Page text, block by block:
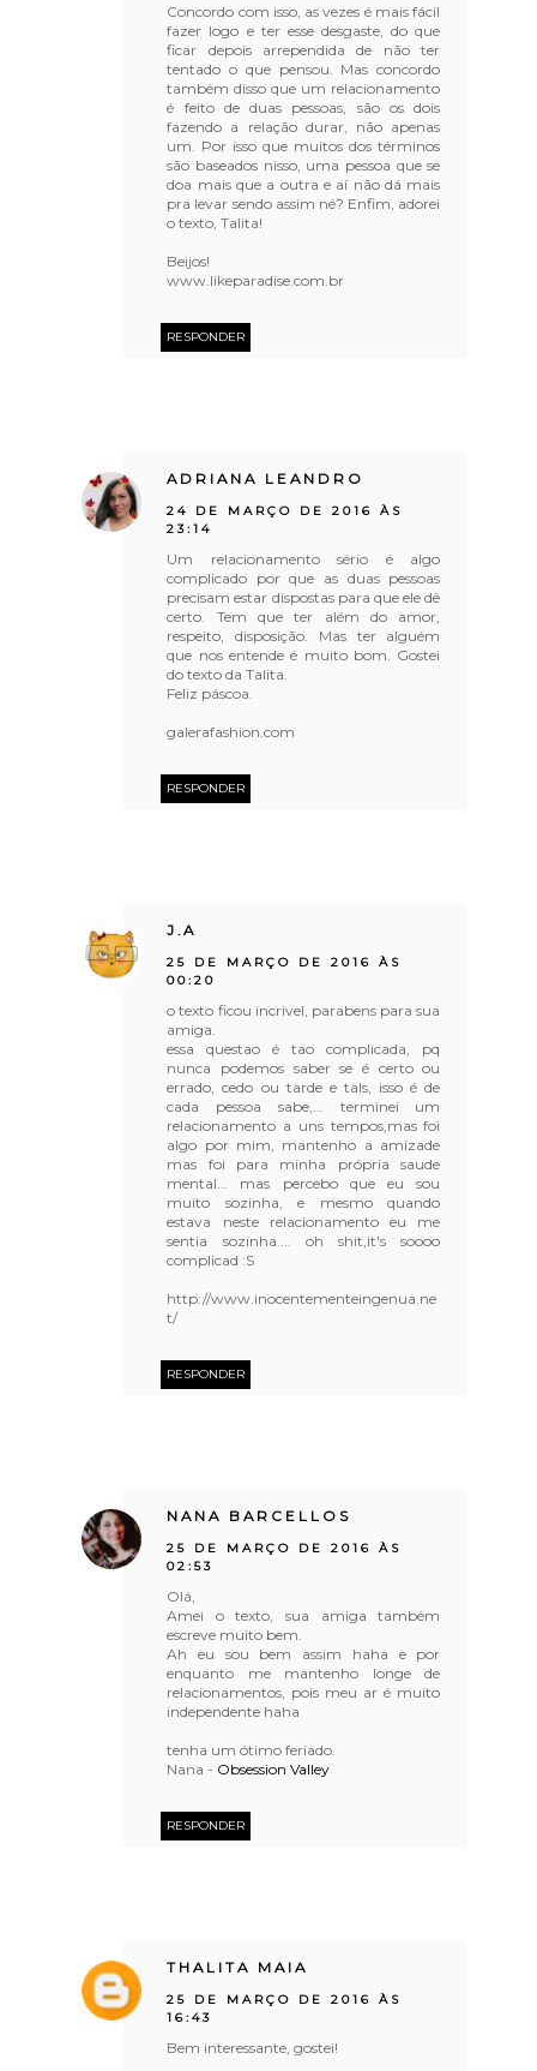
Concordo com isso, as vezes é mais fácil
fazer logo e ter esse desgaste, do que
ficar depois arrependida de não ter
tentado o que pensou. Mas concordo
também disso que um relacionamento
é feito de duas pessoas, são os dois
fazendo a relação durar, não apenas
um. Por isso que muitos dos términos
são baseados nisso, uma pessoa que se
doa mais que a outra e aí não dá mais
pra levar sendo assim né? Enfim, adorei
o texto, Talita!
Beijos!
www.likeparadise.com.br
RESPONDER
ADRIANA LEANDRO
24 DE MARÇO DE 2016 ÀS
23:14
Um relacionamento sério é algo
complicado por que as duas pessoas
precisam estar dispostas para que ele dê
certo. Tem que ter além do amor,
respeito, disposição. Mas ter alguém
que nos entende é muito bom. Gostei
do texto da Talita.
Feliz páscoa.
galerafashion.com
RESPONDER
J.A
25 DE MARÇO DE 2016 ÀS
00:20
o texto ficou incrivel, parabens para sua
amiga.
essa questao é tao complicada, pq
nunca podemos saber se é certo ou
errado, cedo ou tarde e tals, isso é de
cada pessoa sabe,... terminei um
relacionamento a uns tempos,mas foi
algo por mim, mantenho a amizade
mas foi para minha própria saude
mental... mas percebo que eu sou
muito sozinha, e mesmo quando
estava neste relacionamento eu me
sentia sozinha.... oh shit,it's soooo
complicad :S
http://www.inocentementeingenua.ne
t/
RESPONDER
NANA BARCELLOS
25 DE MARÇO DE 2016 ÀS
02:53
Olá,
Amei o texto, sua amiga também
escreve muito bem.
Ah eu sou bem assim haha e por
enquanto me mantenho longe de
relacionamentos, pois meu ar é muito
independente haha
tenha um ótimo feriado.
Nana - Obsession Valley
RESPONDER
THALITA MAIA
25 DE MARÇO DE 2016 ÀS
16:43
Bem interessante, gostei!